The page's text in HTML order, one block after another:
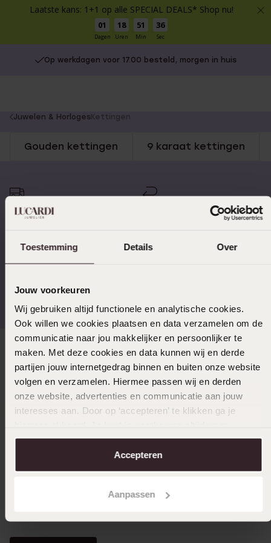
Laatste kans: 1+1 op alle SPECIAL DEALS* Shop nu!
01
Dagen
18
Uren
51
Min
36
Sec
Toestemming Details Over
Jouw voorkeuren
Wij gebruiken altijd functionele en analytische cookies.
Ook willen we cookies plaatsen en data verzamelen om de
communicatie naar jou makkelijker en persoonlijker te
maken. Met deze cookies en data kunnen wij en derde
partijen jouw internetgedrag binnen en buiten onze website
volgen en verzamelen. Hiermee passen wij en derden
onze website, advertenties en communicatie aan jouw
interesses aan. Door op ‘accepteren’ te klikken ga je
aanpassen. Lees er meer over in onscookiebeleid.
Accepteren
Aanpassen
Op werkdagen voor 17.00 besteld, morgen in huis
You
here:
Juwelen & Horloges Kettingen
Gouden kettingen 9 karaat kettingen
Op werkdagen voor 17.00
besteld, morgen in huis
14 dagen gratis
Gratis verzending vanaf
Direct naar
Over Lucardi
Klantendienst